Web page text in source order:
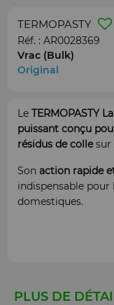
TERMOPASTY
Réf. : AR0028369
Vrac (Bulk)
Original
Le TERMOPASTY
puissant conçu
résidus de collesur
Son action rapide
indispensable
domestiques.
PLUS DE